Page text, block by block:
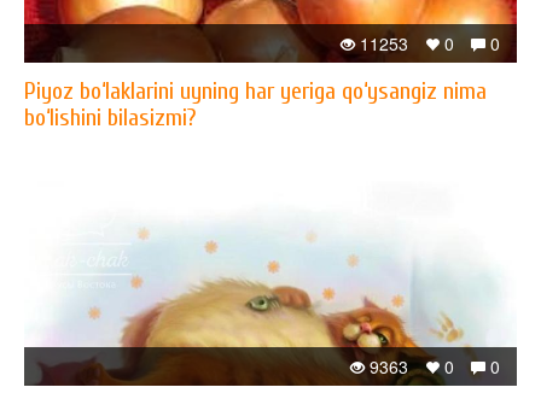
0
0
11253
Piyoz bo‘laklarini uyning har yeriga qo‘ysangiz nima
bo‘lishini bilasizmi?
0
0
9363